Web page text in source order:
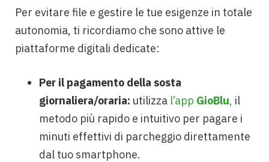
Per evitare file e gestire le tue esigenze in totale
autonomia, ti ricordiamo che sono attive le
piattaforme digitali dedicate:
Per il pagamento della sosta
giornaliera/oraria: utilizza l’app GioBlu, il
metodo più rapido e intuitivo per pagare i
minuti effettivi di parcheggio direttamente
dal tuo smartphone.